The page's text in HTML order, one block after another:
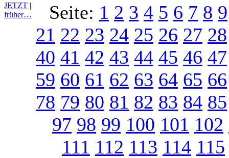
JETZT |
früher…
Seite: 1 2 3 4 5 6 7 8 9
21 22 23 24 25 26 27 28
40 41 42 43 44 45 46 47
59 60 61 62 63 64 65 66
78 79 80 81 82 83 84 85
97 98 99 100 101 102
111 112 113 114 115